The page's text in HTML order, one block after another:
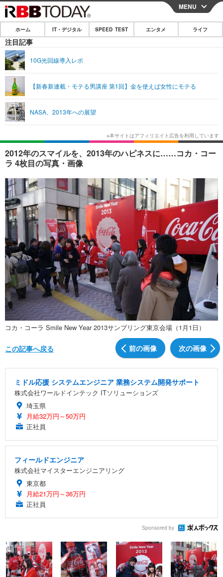
CLOSE
ホーム
IT・デジタル
ショッピング
SPEED TEST
エンタメ
エンタメTOP
韓国・芸能
音楽 スポーツ
ショッピング その他
ライフ
ライフTOP グルメ
ペット ショッピング
その他
リリース一覧
プッシュ通知の停止方法
MENU
ホーム IT・デジタル SPEED TEST エンタメ ライフ
注目記事
10G光回線導入レポ
【新春新連載・モテる男講座 第1回】金を使えば女性にモテる
NASA、2013年への展望
2012年のスマイルを、2013年のハピネスに……コカ・コー
ラ 4枚目の写真・画像
コカ・コーラ Smile New Year 2013サンプリング東京会場（1月1日）
前の画像 次の画像
この記事へ戻る
ミドル応援 システムエンジニア 業務システム開発サポート
株式会社ワールドインテック ITソリューションズ
埼玉県
月給32万円～50万円
正社員
フィールドエンジニア
株式会社マイスターエンジニアリング
東京都
月給21万円～36万円
正社員
Sponsored by